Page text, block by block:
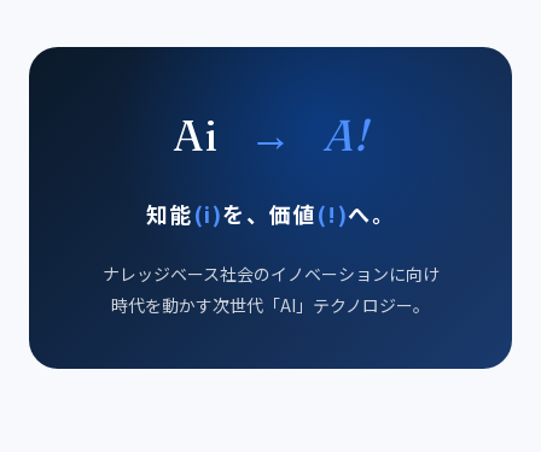
Ai → A!
知能(i)を、価値(!)へ。
ナレッジベース社会のイノベーションに向け
時代を動かす次世代「AI」テクノロジー。